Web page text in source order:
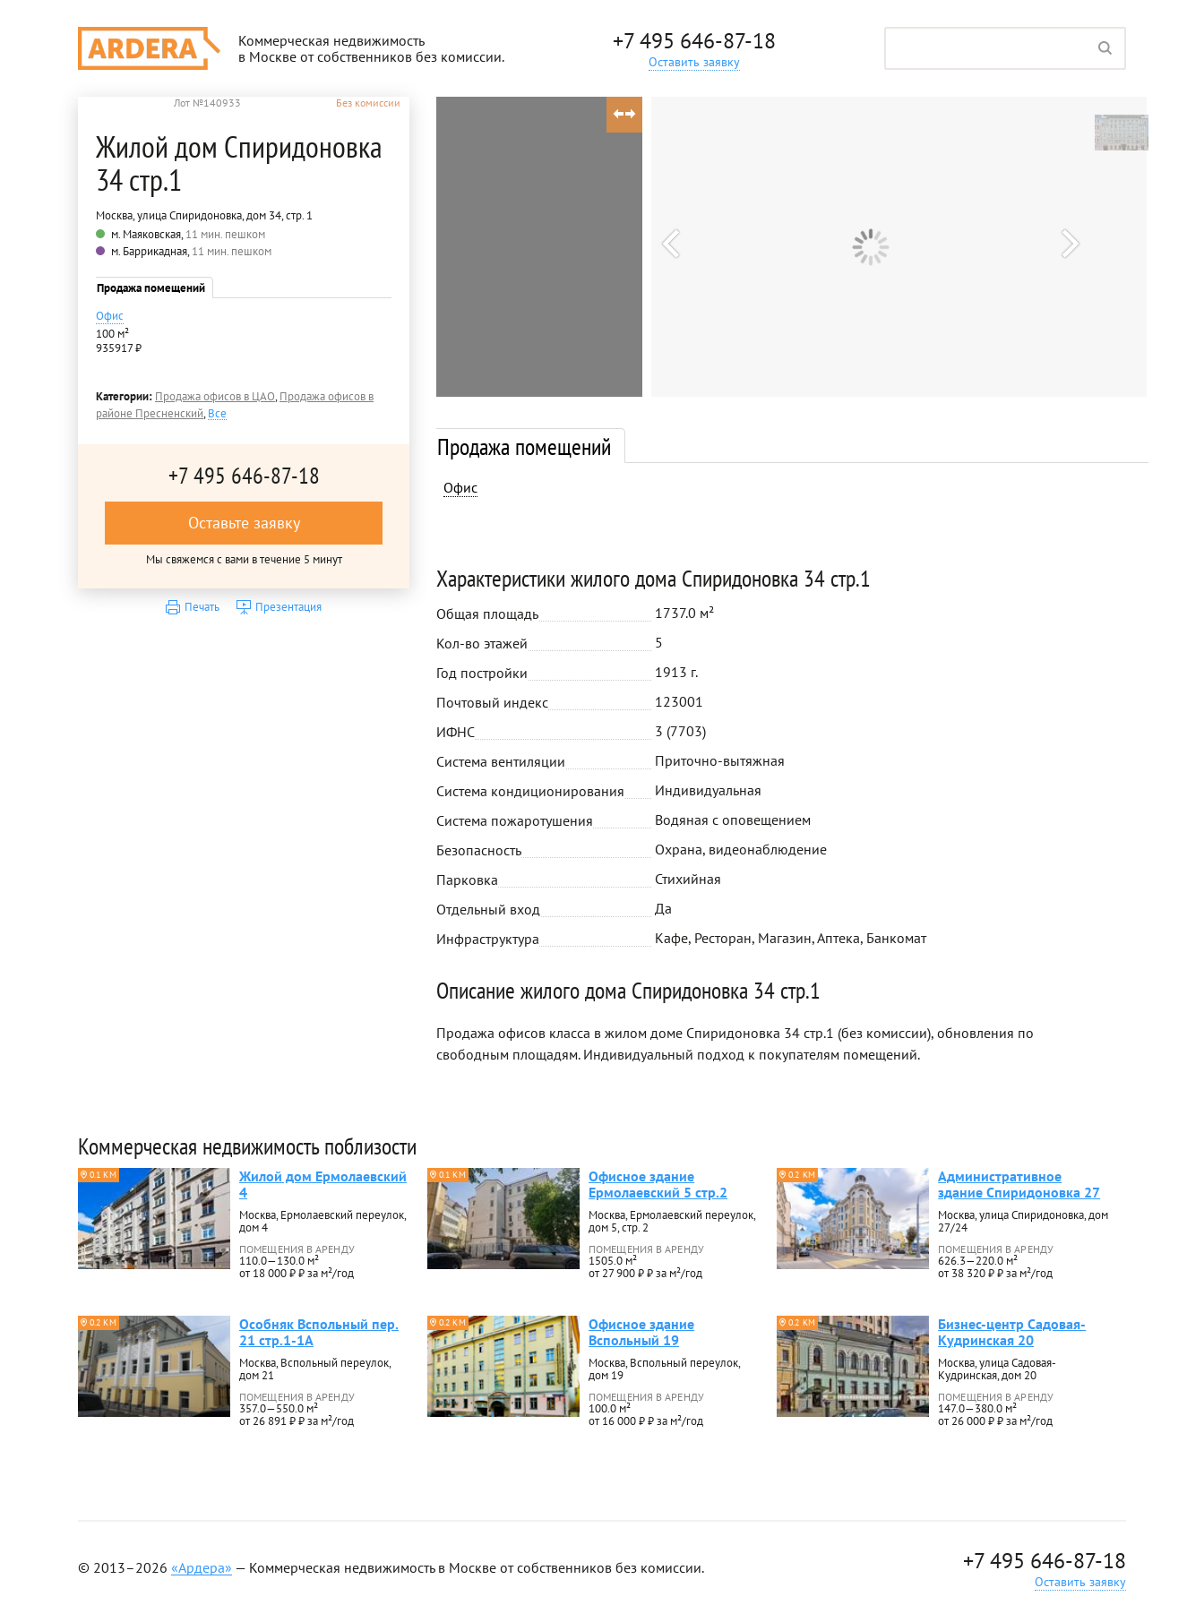
Коммерческая недвижимость
в Москве от собственников без комиссии.
+7 495 646-87-18
Оставить заявку
Лот №140933 Без комиссии
Жилой дом Спиридоновка
34 стр.1
Москва, улица Спиридоновка, дом 34, стр. 1
м. Маяковская,11 мин. пешком
м. Баррикадная,11 мин. пешком
Продажа помещений
Офис
100 м²
935917 ₽
Категории: Продажа офисов в ЦАО,Продажа офисов в
районе Пресненский,Все
+7 495 646-87-18
Оставьте заявку
Мы свяжемся с вами в течение 5 минут
Печать Презентация
Продажа помещений
Офис
Характеристики жилого дома Спиридоновка 34 стр.1
Общая площадь
1737.0 м²
Кол-во этажей
5
Год постройки
1913 г.
Почтовый индекс
123001
ИФНС
3 (7703)
Система вентиляции
Приточно-вытяжная
Система кондиционирования
Индивидуальная
Система пожаротушения
Водяная с оповещением
Безопасность
Охрана, видеонаблюдение
Парковка
Стихийная
Отдельный вход
Да
Инфраструктура
Кафе, Ресторан, Магазин, Аптека, Банкомат
Описание жилого дома Спиридоновка 34 стр.1
Продажа офисов класса в жилом доме Спиридоновка 34 стр.1 (без комиссии), обновления по
свободным площадям. Индивидуальный подход к покупателям помещений.
Коммерческая недвижимость поблизости
0.1 КМ
Жилой дом Ермолаевский
4
Москва, Ермолаевский переулок,
дом 4
ПОМЕЩЕНИЯ В АРЕНДУ
110.0—130.0 м²
от 18 000 ₽ ₽ за м²/год
0.1 КМ
Офисное здание
Ермолаевский 5 стр.2
Москва, Ермолаевский переулок,
дом 5, стр. 2
ПОМЕЩЕНИЯ В АРЕНДУ
1505.0 м²
от 27 900 ₽ ₽ за м²/год
0.2 КМ
Административное
здание Спиридоновка 27
Москва, улица Спиридоновка, дом
27/24
ПОМЕЩЕНИЯ В АРЕНДУ
626.3—220.0 м²
от 38 320 ₽ ₽ за м²/год
0.2 КМ
Особняк Вспольный пер.
21 стр.1-1А
Москва, Вспольный переулок,
дом 21
ПОМЕЩЕНИЯ В АРЕНДУ
357.0—550.0 м²
от 26 891 ₽ ₽ за м²/год
0.2 КМ
Офисное здание
Вспольный 19
Москва, Вспольный переулок,
дом 19
ПОМЕЩЕНИЯ В АРЕНДУ
100.0 м²
от 16 000 ₽ ₽ за м²/год
0.2 КМ
Бизнес-центр Садовая-
Кудринская 20
Москва, улица Садовая-
Кудринская, дом 20
ПОМЕЩЕНИЯ В АРЕНДУ
147.0—380.0 м²
от 26 000 ₽ ₽ за м²/год
© 2013–2026 «Ардера» — Коммерческая недвижимость в Москве от собственников без комиссии. +7 495 646-87-18
Оставить заявку